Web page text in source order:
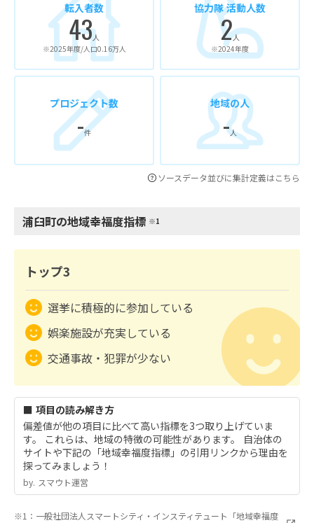
転入者数
43人
※2025年度/人口0.16万人
協力隊 活動人数
2人
※2024年度
プロジェクト数
-件
地域の人
-人
ソースデータ並びに集計定義はこちら
浦臼町の地域幸福度指標 ※1
トップ3
選挙に積極的に参加している
娯楽施設が充実している
交通事故・犯罪が少ない
■ 項目の読み解き方
偏差値が他の項目に比べて高い指標を3つ取り上げていま
す。 これらは、地域の特徴の可能性があります。 自治体の
サイトや下記の「地域幸福度指標」の引用リンクから理由を
探ってみましょう！
by.︎ スマウト運営
※1：一般社団法人スマートシティ・インスティテュート「地域幸福度